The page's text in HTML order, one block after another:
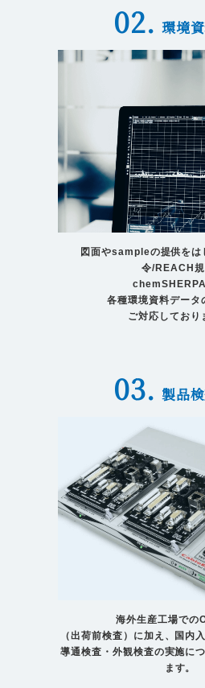
02. 環境
図面やsampleの提供をは
令/REACH
各種環境資料データ
ご対応しており
03. 製品
海外生産工場での
（出荷前検査）に加え、国内
導通検査・外観検査の実施に
ます。